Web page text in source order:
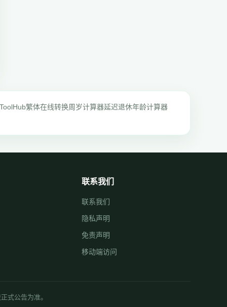
ToolHub繁体在线转换周岁计算器延迟退休年龄计算器
联系我们
联系我们
隐私声明
免责声明
移动端访问
式公告为准。